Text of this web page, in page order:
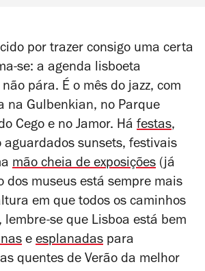
por trazer consigo uma certa
se: a agenda lisboeta
pára. É o mês do jazz, com
na Gulbenkian, no Parque
Cego e no Jamor. Há festas,
aguardados sunsets, festivais
mão cheia de exposições (já
dos museus está sempre mais
em que todos os caminhos
se que Lisboa está bem
e esplanadas para
quentes de Verão da melhor